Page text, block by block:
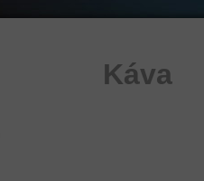
Káva